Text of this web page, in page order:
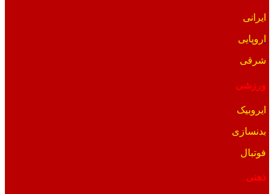
ایرانی
اروپایی
شرقی
ورزشی
ایروبیک
بدنسازی
فوتبال
ذهنی